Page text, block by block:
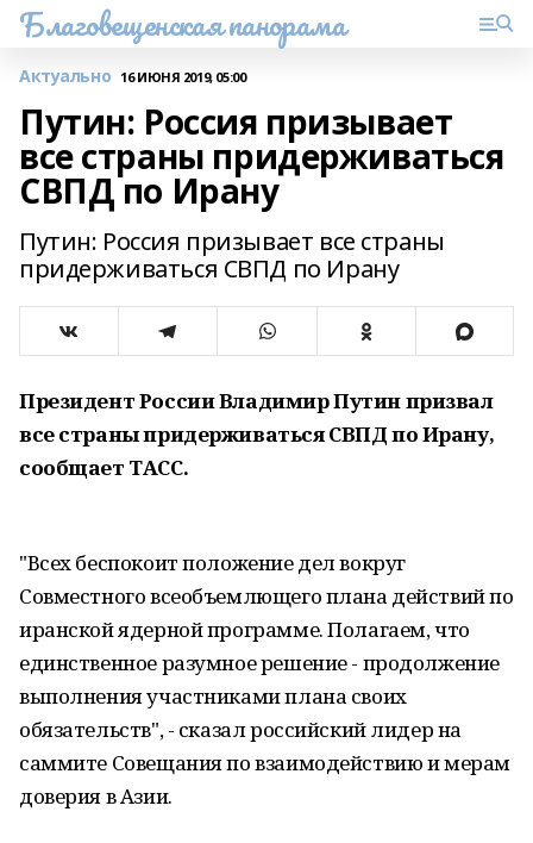
Благовещенская панорама
Актуально 16 ИЮНЯ 2019, 05:00
Путин: Россия призывает
все страны придерживаться
СВПД по Ирану
Путин: Россия призывает все страны
придерживаться СВПД по Ирану
Президент России Владимир Путин призвал
все страны придерживаться СВПД по Ирану,
сообщает ТАСС.
"Всех беспокоит положение дел вокруг
Совместного всеобъемлющего плана действий по
иранской ядерной программе. Полагаем, что
единственное разумное решение - продолжение
выполнения участниками плана своих
обязательств", - сказал российский лидер на
саммите Совещания по взаимодействию и мерам
доверия в Азии.